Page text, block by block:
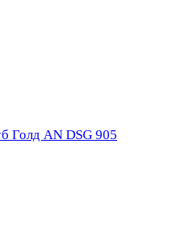
Голд AN DSG 905